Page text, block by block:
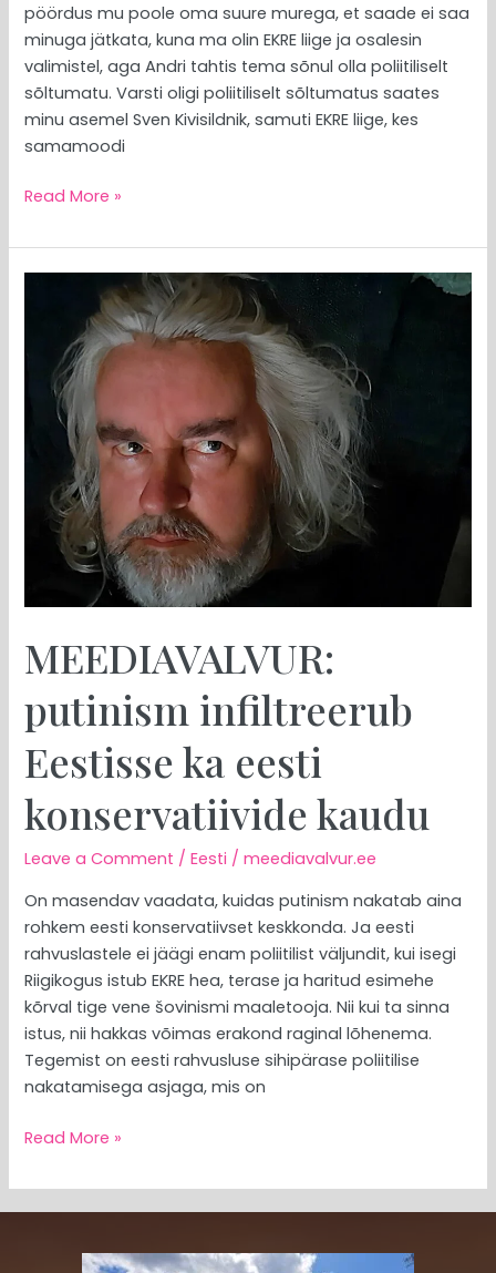
pöördus mu poole oma suure murega, et saade ei saa
minuga jätkata, kuna ma olin EKRE liige ja osalesin
valimistel, aga Andri tahtis tema sõnul olla poliitiliselt
sõltumatu. Varsti oligi poliitiliselt sõltumatus saates
minu asemel Sven Kivisildnik, samuti EKRE liige, kes
samamoodi
Read More »
MEEDIAVALVUR:
putinism infiltreerub
Eestisse ka eesti
konservatiivide kaudu
Leave a Comment /Eesti /meediavalvur.ee
On masendav vaadata, kuidas putinism nakatab aina
rohkem eesti konservatiivset keskkonda. Ja eesti
rahvuslastele ei jäägi enam poliitilist väljundit, kui isegi
Riigikogus istub EKRE hea, terase ja haritud esimehe
kõrval tige vene šovinismi maaletooja. Nii kui ta sinna
istus, nii hakkas võimas erakond raginal lõhenema.
Tegemist on eesti rahvusluse sihipärase poliitilise
nakatamisega asjaga, mis on
MEEDIAVALVUR:
putinism
infiltreerub
Eestisse
eesti
konservatiivide
kaudu
Read More »